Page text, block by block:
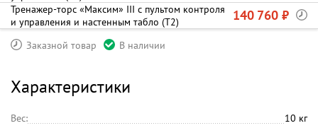
Тренажер-торс «Максим» III с пультом контроля
и управления и настенным табло (Т2)
140 760 ₽
Заказной товар В наличии
Характеристики
Вес: 10 кг